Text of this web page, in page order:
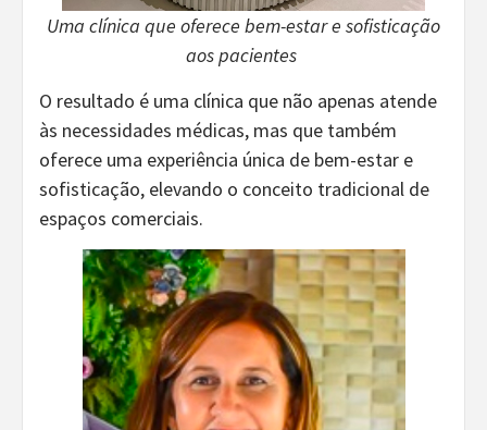
Uma clínica que oferece bem-estar e sofisticação
aos pacientes
O resultado é uma clínica que não apenas atende
às necessidades médicas, mas que também
oferece uma experiência única de bem-estar e
sofisticação, elevando o conceito tradicional de
espaços comerciais.